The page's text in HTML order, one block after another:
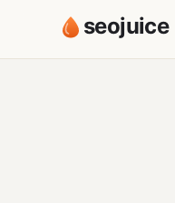
seojuice